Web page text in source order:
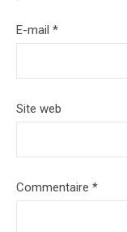
E-mail *
Site web
Commentaire *